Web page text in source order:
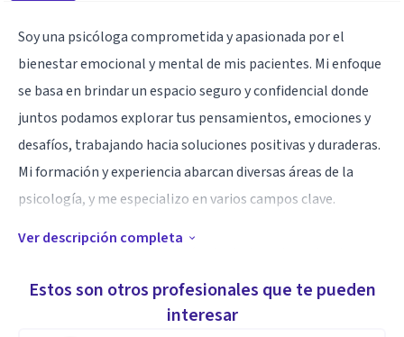
Soy una psicóloga comprometida y apasionada por el
bienestar emocional y mental de mis pacientes. Mi enfoque
se basa en brindar un espacio seguro y confidencial donde
juntos podamos explorar tus pensamientos, emociones y
desafíos, trabajando hacia soluciones positivas y duraderas.
Mi formación y experiencia abarcan diversas áreas de la
psicología, y me especializo en varios campos clave.
tercera generación con un enfoque cognitivo-conductual, lo
que significa que trabajaremos juntos para identificar
Ver descripción completa
Estos son otros profesionales que te pueden
interesar